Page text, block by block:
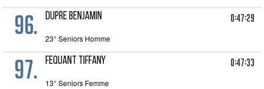
96. DUPRE BENJAMIN 0:47:29
23° Seniors Homme
97. FEQUANT TIFFANY 0:47:33
13° Seniors Femme